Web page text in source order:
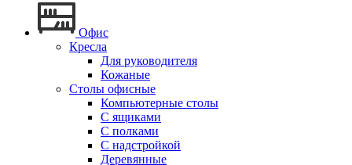
Офис
Кресла
Для руководителя
Кожаные
Столы офисные
Компьютерные столы
С ящиками
С полками
С надстройкой
Деревянные